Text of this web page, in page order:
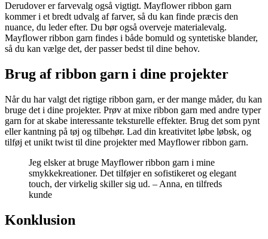
Derudover er farvevalg også vigtigt. Mayflower ribbon garn
kommer i et bredt udvalg af farver, så du kan finde præcis den
nuance, du leder efter. Du bør også overveje materialevalg.
Mayflower ribbon garn findes i både bomuld og syntetiske blander,
så du kan vælge det, der passer bedst til dine behov.
Brug af ribbon garn i dine projekter
Når du har valgt det rigtige ribbon garn, er der mange måder, du kan
bruge det i dine projekter. Prøv at mixe ribbon garn med andre typer
garn for at skabe interessante teksturelle effekter. Brug det som pynt
eller kantning på tøj og tilbehør. Lad din kreativitet løbe løbsk, og
tilføj et unikt twist til dine projekter med Mayflower ribbon garn.
Jeg elsker at bruge Mayflower ribbon garn i mine
smykkekreationer. Det tilføjer en sofistikeret og elegant
touch, der virkelig skiller sig ud. – Anna, en tilfreds
kunde
Konklusion